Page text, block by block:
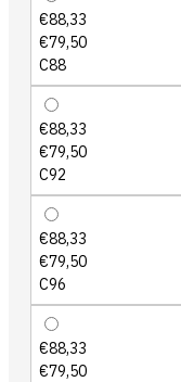
€88,33
€79,50
C88
€88,33
€79,50
C92
€88,33
€79,50
C96
€88,33
€79,50